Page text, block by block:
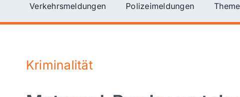
Verkehrsmeldungen Polizeimeldungen
Kriminalität